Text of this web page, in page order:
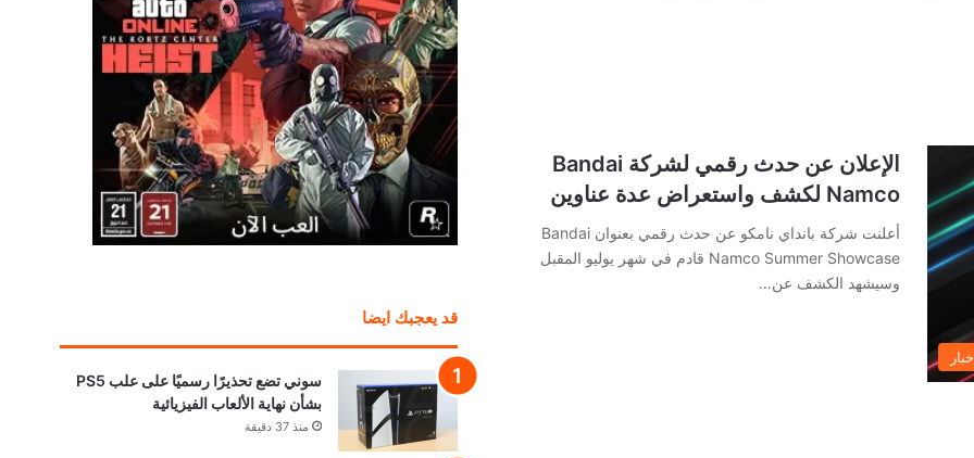
الإعلان عن حدث رقمي لشركة Bandai
Namco لكشف واستعراض عدة عناوين
أعلنت شركة بانداي نامكو عن حدث رقمي بعنوان Bandai
Namco Summer Showcase قادم في شهر يوليو المقبل
وسيشهد الكشف عن…
قد يعجبك ايضا
سوني تضع تحذيرًا رسميًا على علب PS5
بشأن نهاية الألعاب الفيزيائية
منذ 37 دقيقة